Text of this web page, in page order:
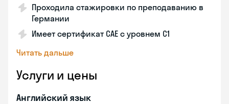
Проходила стажировки по преподаванию в
Германии
Имеет сертификат САЕ с уровнем С1
Читать дальше
Услуги и цены
Английский язык